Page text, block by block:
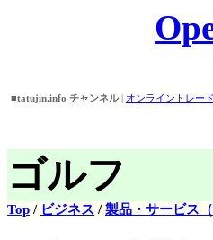
■tatujin.info チャンネル| オンライントレー
ゴルフ
Top / ビジネス /製品・サービス